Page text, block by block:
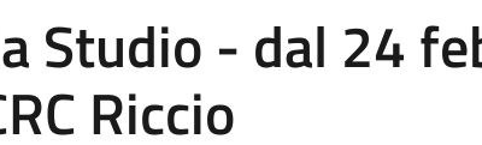
Studio - dal 24
Riccio